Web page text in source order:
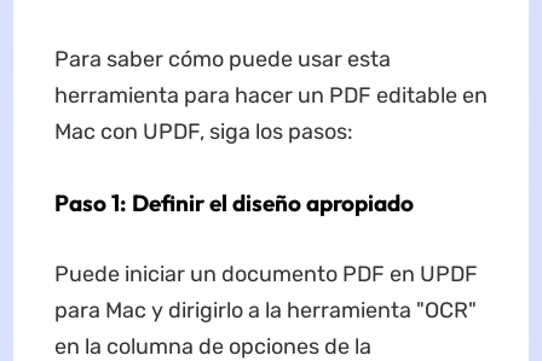
Para saber cómo puede usar esta
herramienta para hacer un PDF editable en
Mac con UPDF, siga los pasos:
Paso 1: Definir el diseño apropiado
Puede iniciar un documento PDF en UPDF
para Mac y dirigirlo a la herramienta "OCR"
en la columna de opciones de la